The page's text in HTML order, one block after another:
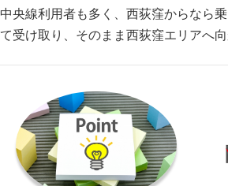
中央線利用者も多く、西荻窪からなら
て受け取り、そのまま西荻窪エリアへ